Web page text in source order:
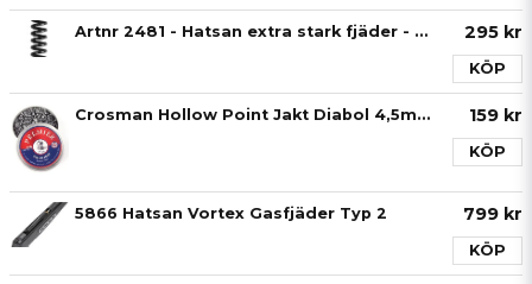
Artnr 2481 - Hatsan extra stark fjäder - 380 m/s (Licensfri) 295 kr
KÖP
Crosman Hollow Point Jakt Diabol 4,5mm - 500st 159 kr
KÖP
5866 Hatsan Vortex Gasfjäder Typ 2 799 kr
KÖP